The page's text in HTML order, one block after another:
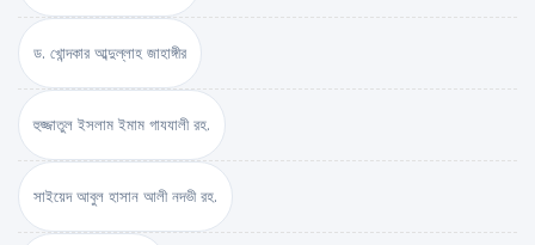
ড. খোন্দকার আব্দুল্লাহ জাহাঙ্গীর
হুজ্জাতুল ইসলাম ইমাম গাযযালী রহ.
সাইয়েদ আবুল হাসান আলী নদভী রহ.